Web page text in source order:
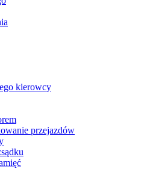
kierowcy
przejazdów